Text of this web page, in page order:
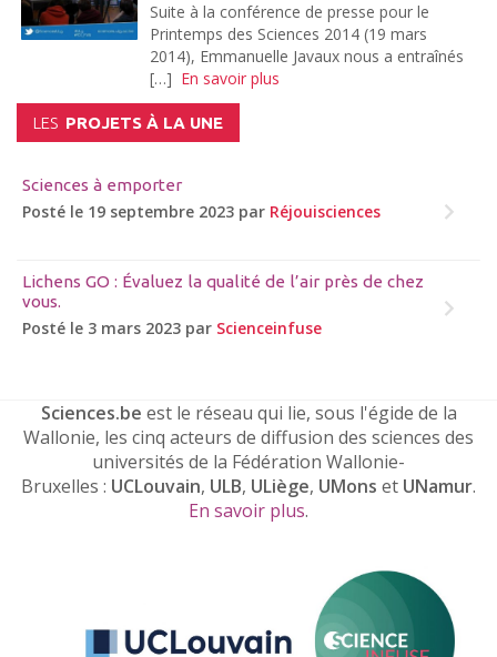
Suite à la conférence de presse pour le
Printemps des Sciences 2014 (19 mars
2014), Emmanuelle Javaux nous a entraînés
[…] En savoir plus
LES PROJETS À LA UNE
Sciences à emporter
Posté le 19 septembre 2023 par Réjouisciences
Lichens GO : Évaluez la qualité de l’air près de chez
vous.
Posté le 3 mars 2023 par Scienceinfuse
Sciences.be est le réseau qui lie, sous l'égide de la
Wallonie, les cinq acteurs de diffusion des sciences des
universités de la Fédération Wallonie-
Bruxelles : UCLouvain, ULB, ULiège, UMons et UNamur.
En savoir plus.